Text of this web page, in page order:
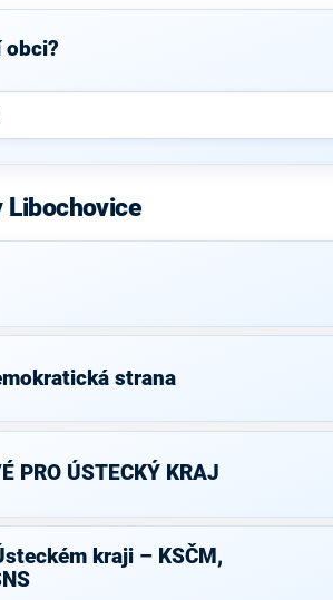
obci?
Libochovice
strana
PRO ÚSTECKÝ KRAJ
kraji – KSČM,